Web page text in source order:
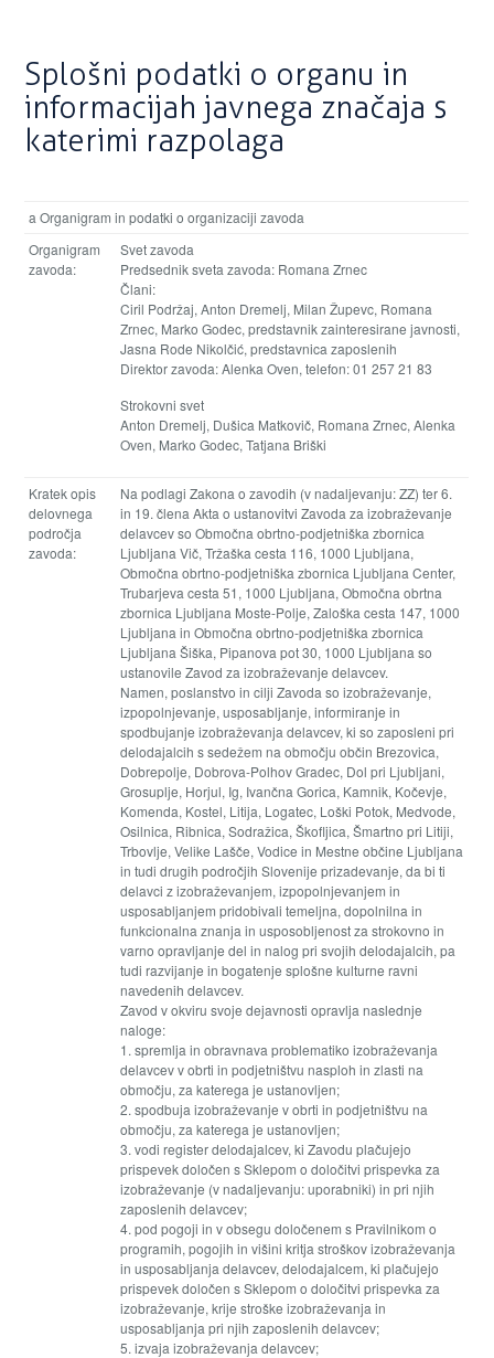
Splošni podatki o organu in
informacijah javnega značaja s
katerimi razpolaga
a Organigram in podatki o organizaciji zavoda
Organigram
zavoda:
Svet zavoda
Predsednik sveta zavoda: Romana Zrnec
Člani:
Ciril Podržaj, Anton Dremelj, Milan Župevc, Romana
Zrnec, Marko Godec, predstavnik zainteresirane javnosti,
Jasna Rode Nikolčić, predstavnica zaposlenih
Direktor zavoda: Alenka Oven, telefon: 01 257 21 83
Strokovni svet
Anton Dremelj, Dušica Matkovič, Romana Zrnec, Alenka
Oven, Marko Godec, Tatjana Briški
Kratek opis
delovnega
področja
zavoda:
Na podlagi Zakona o zavodih (v nadaljevanju: ZZ) ter 6.
in 19. člena Akta o ustanovitvi Zavoda za izobraževanje
delavcev so Območna obrtno-podjetniška zbornica
Ljubljana Vič, Tržaška cesta 116, 1000 Ljubljana,
Območna obrtno-podjetniška zbornica Ljubljana Center,
Trubarjeva cesta 51, 1000 Ljubljana, Območna obrtna
zbornica Ljubljana Moste-Polje, Zaloška cesta 147, 1000
Ljubljana in Območna obrtno-podjetniška zbornica
Ljubljana Šiška, Pipanova pot 30, 1000 Ljubljana so
ustanovile Zavod za izobraževanje delavcev.
Namen, poslanstvo in cilji Zavoda so izobraževanje,
izpopolnjevanje, usposabljanje, informiranje in
spodbujanje izobraževanja delavcev, ki so zaposleni pri
delodajalcih s sedežem na območju občin Brezovica,
Dobrepolje, Dobrova-Polhov Gradec, Dol pri Ljubljani,
Grosuplje, Horjul, Ig, Ivančna Gorica, Kamnik, Kočevje,
Komenda, Kostel, Litija, Logatec, Loški Potok, Medvode,
Osilnica, Ribnica, Sodražica, Škofljica, Šmartno pri Litiji,
Trbovlje, Velike Lašče, Vodice in Mestne občine Ljubljana
in tudi drugih področjih Slovenije prizadevanje, da bi ti
delavci z izobraževanjem, izpopolnjevanjem in
usposabljanjem pridobivali temeljna, dopolnilna in
funkcionalna znanja in usposobljenost za strokovno in
varno opravljanje del in nalog pri svojih delodajalcih, pa
tudi razvijanje in bogatenje splošne kulturne ravni
navedenih delavcev.
Zavod v okviru svoje dejavnosti opravlja naslednje
naloge:
1. spremlja in obravnava problematiko izobraževanja
delavcev v obrti in podjetništvu nasploh in zlasti na
območju, za katerega je ustanovljen;
2. spodbuja izobraževanje v obrti in podjetništvu na
območju, za katerega je ustanovljen;
3. vodi register delodajalcev, ki Zavodu plačujejo
prispevek določen s Sklepom o določitvi prispevka za
izobraževanje (v nadaljevanju: uporabniki) in pri njih
zaposlenih delavcev;
4. pod pogoji in v obsegu določenem s Pravilnikom o
programih, pogojih in višini kritja stroškov izobraževanja
in usposabljanja delavcev, delodajalcem, ki plačujejo
prispevek določen s Sklepom o določitvi prispevka za
izobraževanje, krije stroške izobraževanja in
usposabljanja pri njih zaposlenih delavcev;
5. izvaja izobraževanja delavcev;